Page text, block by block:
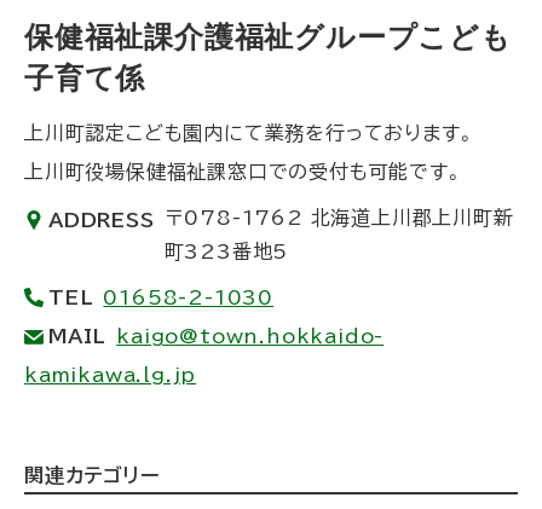
プ
に
戻
る
保健福祉課介護福祉グループこども
子育て係
上川町認定こども園内にて業務を行っております。
上川町役場保健福祉課窓口での受付も可能です。
ADDRESS 〒078-1762 北海道上川郡上川町新
町323番地5
TEL
01658-2-1030
MAIL
kaigo@town.hokkaido-
kamikawa.lg.jp
ッ
関連カテゴリー